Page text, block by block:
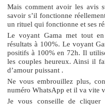
Mais comment avoir les avis
savoir s’il fonctionne
un rituel qui fonctionne et ses
Le voyant Gama met tout
résultats à 100%. Le voyant
positifs à 100% en 72h. Il
les couples heureux. Ainsi il
d’amour puissant .
Ne vous embrouillez plus,
numéro WhatsApp et il va vite
Je vous conseille de